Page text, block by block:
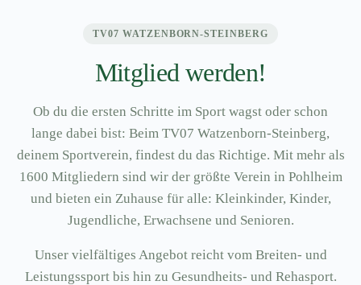
TV07 WATZENBORN-STEINBERG
Mitglied werden!
Ob du die ersten Schritte im Sport wagst oder schon
lange dabei bist: Beim TV07 Watzenborn-Steinberg,
deinem Sportverein, findest du das Richtige. Mit mehr als
1600 Mitgliedern sind wir der größte Verein in Pohlheim
und bieten ein Zuhause für alle: Kleinkinder, Kinder,
Jugendliche, Erwachsene und Senioren.
Unser vielfältiges Angebot reicht vom Breiten- und
Leistungssport bis hin zu Gesundheits- und Rehasport.